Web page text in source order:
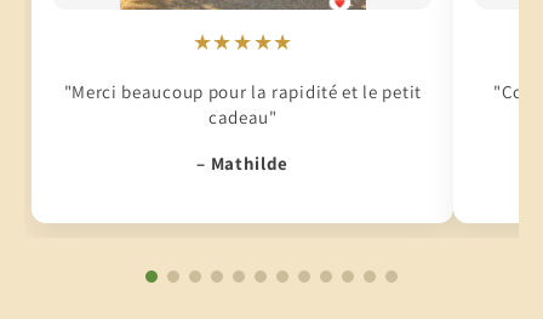
★★★★★
"Merci beaucoup pour la rapidité et le petit
cadeau"
– Mathilde